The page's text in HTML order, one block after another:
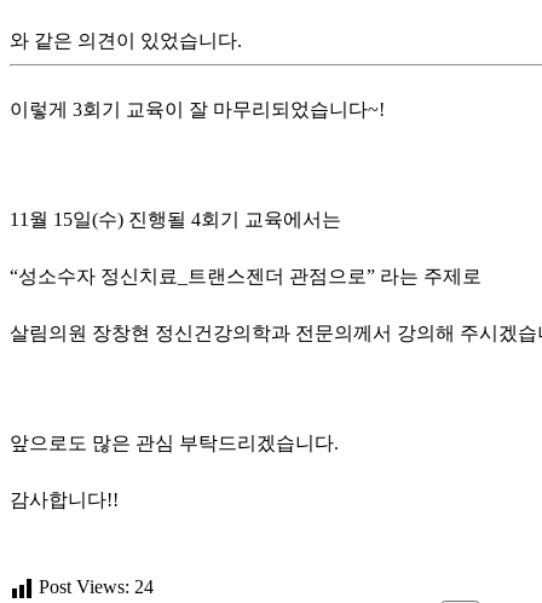
와 같은 의견이 있었습니다.
이렇게 3회기 교육이 잘 마무리되었습니다~!
11월 15일(수) 진행될 4회기 교육에서는
“성소수자 정신치료_트랜스젠더 관점으로” 라는 주제로
살림의원 장창현 정신건강의학과 전문의께서 강의해 주시겠습
앞으로도 많은 관심 부탁드리겠습니다.
감사합니다!!
Post Views: 24